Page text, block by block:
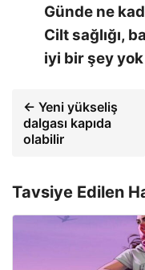
Günde ne
Cilt sağlığı,
iyi bir şey yok
← Yeni yükseliş
dalgası kapıda
olabilir
Tavsiye Edilen